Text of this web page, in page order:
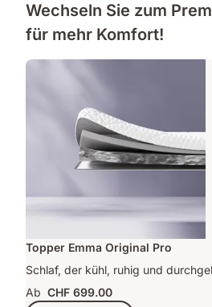
Wechseln Sie zum
für mehr Komfort!
Topper Emma Original Pro
Schlaf, der kühl, ruhig und
Ab CHF 699.00